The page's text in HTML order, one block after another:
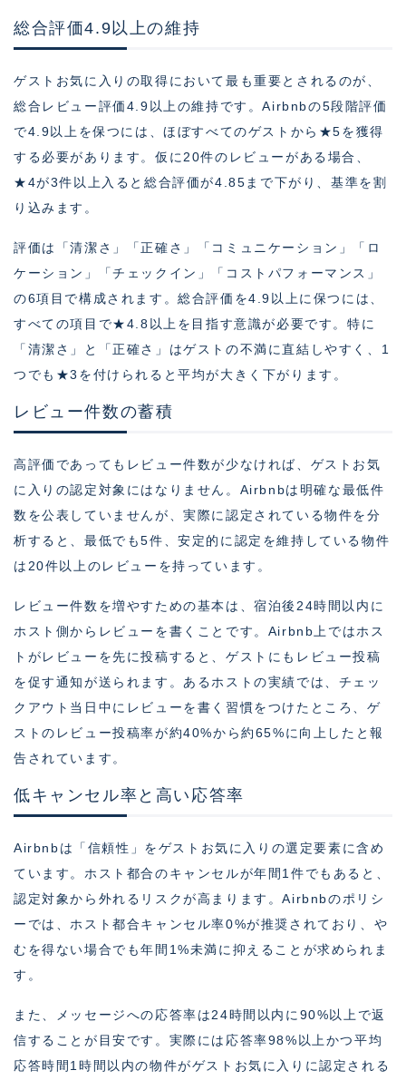
総合評価4.9以上の維持
ゲストお気に入りの取得において最も重要とされるのが、
総合レビュー評価4.9以上の維持です。Airbnbの5段階評価
で4.9以上を保つには、ほぼすべてのゲストから★5を獲得
する必要があります。仮に20件のレビューがある場合、
★4が3件以上入ると総合評価が4.85まで下がり、基準を割
り込みます。
評価は「清潔さ」「正確さ」「コミュニケーション」「ロ
ケーション」「チェックイン」「コストパフォーマンス」
の6項目で構成されます。総合評価を4.9以上に保つには、
すべての項目で★4.8以上を目指す意識が必要です。特に
「清潔さ」と「正確さ」はゲストの不満に直結しやすく、1
つでも★3を付けられると平均が大きく下がります。
レビュー件数の蓄積
高評価であってもレビュー件数が少なければ、ゲストお気
に入りの認定対象にはなりません。Airbnbは明確な最低件
数を公表していませんが、実際に認定されている物件を分
析すると、最低でも5件、安定的に認定を維持している物件
は20件以上のレビューを持っています。
レビュー件数を増やすための基本は、宿泊後24時間以内に
ホスト側からレビューを書くことです。Airbnb上ではホス
トがレビューを先に投稿すると、ゲストにもレビュー投稿
を促す通知が送られます。あるホストの実績では、チェッ
クアウト当日中にレビューを書く習慣をつけたところ、ゲ
ストのレビュー投稿率が約40%から約65%に向上したと報
告されています。
低キャンセル率と高い応答率
Airbnbは「信頼性」をゲストお気に入りの選定要素に含め
ています。ホスト都合のキャンセルが年間1件でもあると、
認定対象から外れるリスクが高まります。Airbnbのポリシ
ーでは、ホスト都合キャンセル率0%が推奨されており、や
むを得ない場合でも年間1%未満に抑えることが求められま
す。
また、メッセージへの応答率は24時間以内に90%以上で返
信することが目安です。実際には応答率98%以上かつ平均
応答時間1時間以内の物件がゲストお気に入りに認定される